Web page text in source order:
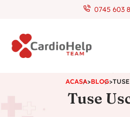
0745 603
ACASA>BLOG>
Tuse